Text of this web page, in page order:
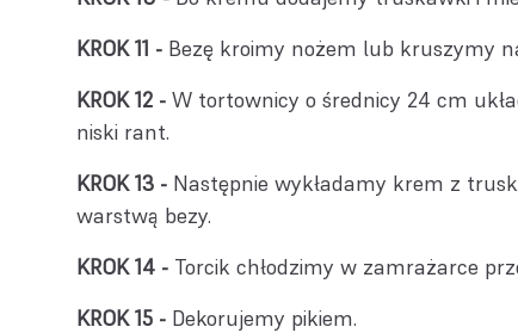
Bezę kroimy nożem lub kruszymy
W tortownicy o średnicy 24 cm
niski rant.
Następnie wykładamy krem z
warstwą bezy.
Torcik chłodzimy w zamrażarce
Dekorujemy pikiem.